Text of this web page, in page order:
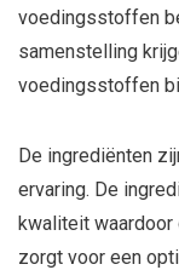
voedingsstoffen
samenstelling
voedingsstoffen
De ingrediënten
ervaring. De
kwaliteit
zorgt voor een